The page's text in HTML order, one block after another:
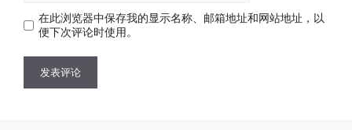
址 在此浏览器中保存我的显示名称、邮箱地址和网站地址，以
便下次评论时使用。